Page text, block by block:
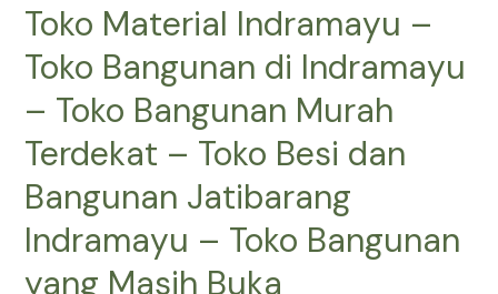
Bangunan
di
Indramayu
Terdekat
Toko
Bangunan
Murah
di
–
Toko
Bangunan
Terdekat
Toko Material Indramayu –
Toko Bangunan di Indramayu
– Toko Bangunan Murah
Terdekat – Toko Besi dan
Bangunan Jatibarang
Indramayu – Toko Bangunan
yang Masih Buka